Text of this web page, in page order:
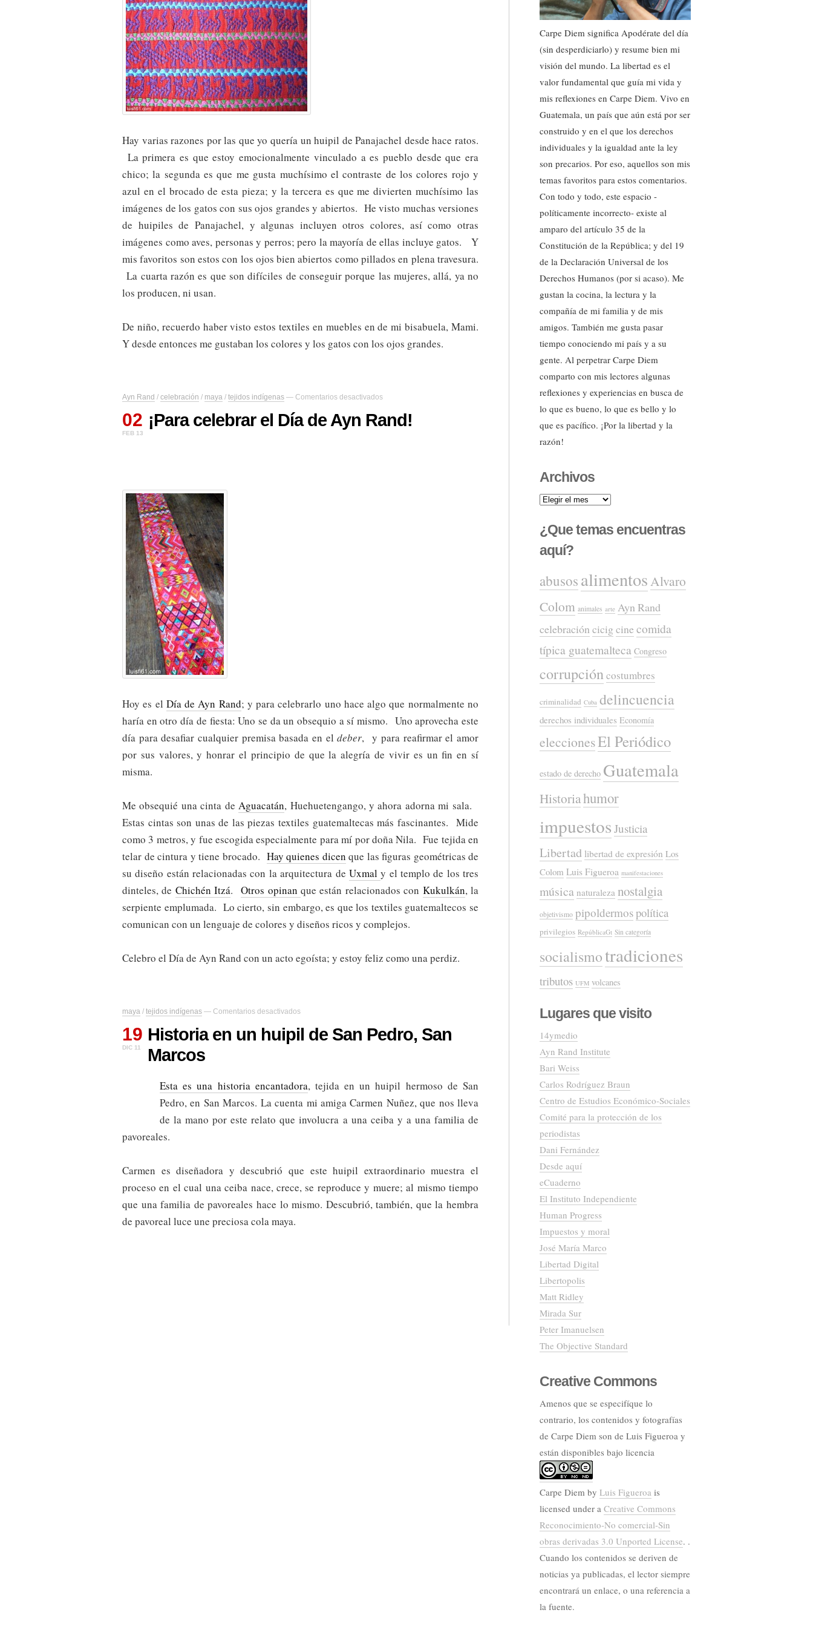
Hay varias razones por las que yo quería un huipil de Panajachel desde hace ratos.
La primera es que estoy emocionalmente vinculado a es pueblo desde que era
chico; la segunda es que me gusta muchísimo el contraste de los colores rojo y
azul en el brocado de esta pieza; y la tercera es que me divierten muchísimo las
imágenes de los gatos con sus ojos grandes y abiertos. He visto muchas versiones
de huipiles de Panajachel, y algunas incluyen otros colores, así como otras
imágenes como aves, personas y perros; pero la mayoría de ellas incluye gatos. Y
mis favoritos son estos con los ojos bien abiertos como pillados en plena travesura.
La cuarta razón es que son difíciles de conseguir porque las mujeres, allá, ya no
los producen, ni usan.
De niño, recuerdo haber visto estos textiles en muebles en de mi bisabuela, Mami.
Y desde entonces me gustaban los colores y los gatos con los ojos grandes.
Ayn Rand / celebración / maya / tejidos indígenas — Comentarios desactivados
celebrar
el
02
FEB 13
¡Para celebrar el Día de Ayn Rand!
Hoy es el Día de Ayn Rand; y para celebrarlo uno hace algo que normalmente no
haría en otro día de fiesta: Uno se da un obsequio a sí mismo. Uno aprovecha este
día para desafiar cualquier premisa basada en eldeber, y para reafirmar el amor
por sus valores, y honrar el principio de que la alegría de vivir es un fin en sí
misma.
Me obsequié una cinta deAguacatán, Huehuetengango, y ahora adorna mi sala.
Estas cintas son unas de las piezas textiles guatemaltecas más fascinantes. Mide
como 3 metros, y fue escogida especialmente para mí por doña Nila. Fue tejida en
telar de cintura y tiene brocado. Hay quienes dicen que las figuras geométricas de
su diseño están relacionadas con la arquitectura de Uxmaly el templo de los tres
dinteles, de Chichén Itzá.Otros opinan que están relacionados con Kukulkán, la
serpiente emplumada. Lo cierto, sin embargo, es que los textiles guatemaltecos se
comunican con un lenguaje de colores y diseños ricos y complejos.
Celebro el Día de Ayn Rand con un acto egoísta; y estoy feliz como una perdiz.
maya / tejidos indígenas — Comentarios desactivados
en
un
Pedro,
San
Marcos
19
DIC 11
Historia en un huipil de San Pedro, San
Marcos
Esta es una historia encantadora, tejida en un huipil hermoso de San
Pedro, en San Marcos. La cuenta mi amiga Carmen Nuñez, que nos lleva
de la mano por este relato que involucra a una ceiba y a una familia de
pavoreales.
Carmen es diseñadora y descubrió que este huipil extraordinario muestra el
proceso en el cual una ceiba nace, crece, se reproduce y muere; al mismo tiempo
que una familia de pavoreales hace lo mismo. Descubrió, también, que la hembra
de pavoreal luce une preciosa cola maya.
Carpe Diem significa Apodérate del día
(sin desperdiciarlo) y resume bien mi
visión del mundo. La libertad es el
valor fundamental que guía mi vida y
mis reflexiones en Carpe Diem. Vivo en
Guatemala, un país que aún está por ser
construido y en el que los derechos
individuales y la igualdad ante la ley
son precarios. Por eso, aquellos son mis
temas favoritos para estos comentarios.
Con todo y todo, este espacio -
políticamente incorrecto- existe al
amparo del artículo 35 de la
Constitución de la República; y del 19
de la Declaración Universal de los
Derechos Humanos (por si acaso). Me
gustan la cocina, la lectura y la
compañía de mi familia y de mis
amigos. También me gusta pasar
tiempo conociendo mi país y a su
gente. Al perpetrar Carpe Diem
comparto con mis lectores algunas
reflexiones y experiencias en busca de
lo que es bueno, lo que es bello y lo
que es pacífico. ¡Por la libertad y la
razón!
Archivos
Archivos
¿Que temas encuentras
aquí?
abusos alimentosAlvaro
Colom animales arte Ayn Rand
celebración cicig cine comida
típica guatemalteca Congreso
corrupcióncostumbres
criminalidad Cuba delincuencia
derechos individuales Economía
eleccionesEl Periódico
estado de derecho Guatemala
Historiahumor
impuestos Justicia
Libertad libertad de expresión Los
Colom Luis Figueroa manifestaciones
música naturaleza nostalgia
objetivismo pipoldermospolítica
privilegios RepúblicaGt Sin categoría
socialismotradiciones
tributos UFM volcanes
Lugares que visito
14ymedio
Ayn Rand Institute
Bari Weiss
Carlos Rodríguez Braun
Centro de Estudios Económico-Sociales
Comité para la protección de los
periodistas
Dani Fernández
Desde aquí
eCuaderno
El Instituto Independiente
Human Progress
Impuestos y moral
José María Marco
Libertad Digital
Libertopolis
Matt Ridley
Mirada Sur
Peter Imanuelsen
The Objective Standard
Creative Commons
Amenos que se especifíque lo
contrario, los contenidos y fotografías
de Carpe Diem son de Luis Figueroa y
están disponibles bajo licencia
Carpe Diem by Luis Figueroa is
licensed under a Creative Commons
Reconocimiento-No comercial-Sin
obras derivadas 3.0 Unported License. .
Cuando los contenidos se deriven de
noticias ya publicadas, el lector siempre
encontrará un enlace, o una referencia a
la fuente.